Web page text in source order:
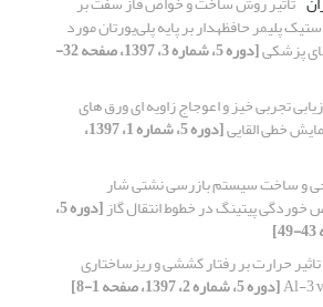
عملکرد ترموویسکوالاستیک پلیمر حافظه‎‍دار بر پایه پلی‌یورتان مورد
پزشکی [دوره 5، شماره 3، 1397، صفحه 32-
تجربی خیز و اعوجاج زاویه ای ورق های
[دوره 5، شماره 1، 1397،
و ساخت سیستم بازرسی نشتی شار
پیتینگ در خطوط انتقال گاز [دوره 5،
حرارت بر رفتار کششی و ریزساختاری
[دوره 5، شماره 2، 1397، صفحه 1-8]